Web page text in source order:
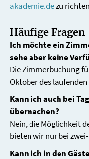
akademie.dezu
Häufige Fragen
Ich möchte ein
sehe aber keine
Die Zimmerbuchung
Oktober des
Kann ich auch bei
übernachen?
Nein, die Möglichkeit
bieten wir nur bei
Kann ich in den